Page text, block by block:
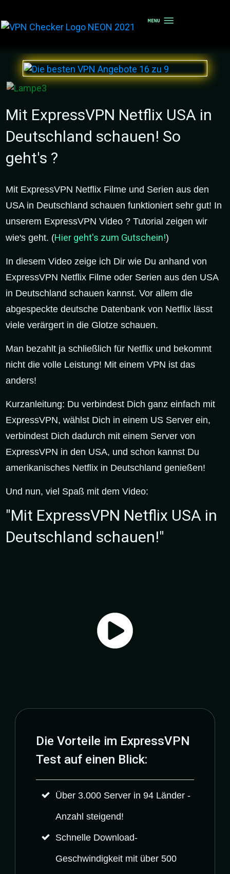
Mit ExpressVPN Netflix USA in
Deutschland schauen! So
geht's ?
Mit ExpressVPN Netflix Filme und Serien aus den
USA in Deutschland schauen funktioniert sehr gut! In
unserem ExpressVPN Video ? Tutorial zeigen wir
wie's geht. (Hier geht's zum Gutschein!)
In diesem Video zeige ich Dir wie Du anhand von
ExpressVPN Netflix Filme oder Serien aus den USA
in Deutschland schauen kannst. Vor allem die
abgespeckte deutsche Datenbank von Netflix lässt
viele verärgert in die Glotze schauen.
Man bezahlt ja schließlich für Netflix und bekommt
nicht die volle Leistung! Mit einem VPN ist das
anders!
Kurzanleitung: Du verbindest Dich ganz einfach mit
ExpressVPN, wählst Dich in einem US Server ein,
verbindest Dich dadurch mit einem Server von
ExpressVPN in den USA, und schon kannst Du
amerikanisches Netflix in Deutschland genießen!
Und nun, viel Spaß mit dem Video:
"Mit ExpressVPN Netflix USA in
Deutschland schauen!"
Die Vorteile im ExpressVPN
Test auf einen Blick:
Über 3.000 Server in 94 Länder -
Anzahl steigend!
Schnelle Download-
Geschwindigkeit mit über 500